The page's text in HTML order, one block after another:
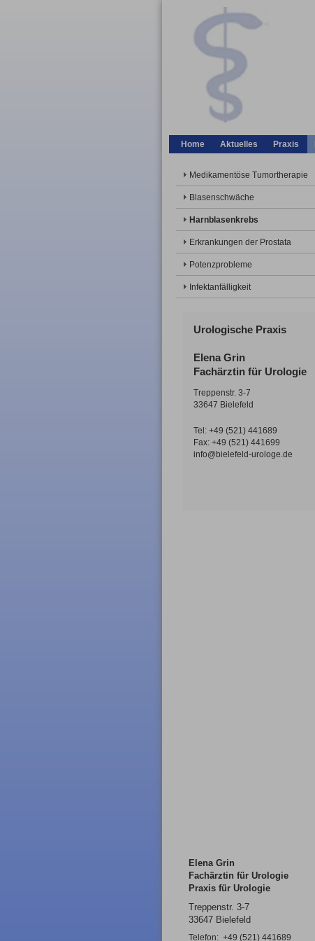
Home Aktuelles Praxis
Medikamentöse Tumortherapie
Blasenschwäche
Harnblasenkrebs
Erkrankungen der Prostata
Potenzprobleme
Infektanfälligkeit
Urologische Praxis
Elena Grin
Fachärztin für Urologie
Treppenstr. 3-7
33647 Bielefeld
Tel: +49 (521) 441689
Fax: +49 (521) 441699
info@bielefeld-urologe.de
Elena Grin
Fachärztin für Urologie
Praxis für Urologie
Treppenstr. 3-7
33647 Bielefeld
Telefon: +49 (521) 441689